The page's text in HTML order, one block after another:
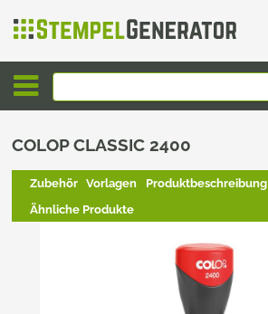
COLOP CLASSIC 2400
Zubehör Vorlagen Produktbeschreibung
Ähnliche Produkte